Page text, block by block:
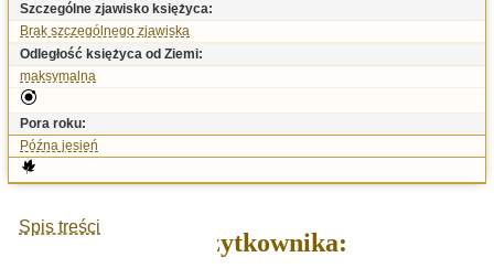
Szczególne zjawisko księżyca:
Brak szczególnego zjawiska
Odległość księżyca od Ziemi:
maksymalna
Pora roku:
Późna jesień
Spis treści
Sen użytkownika: